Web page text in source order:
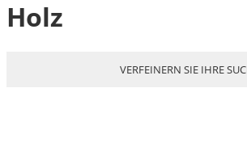
Holz
VERFEINERN SIE IHRE